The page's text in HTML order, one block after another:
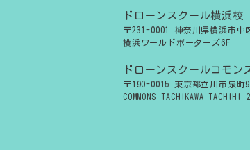
ドローンスクール横浜校
〒231-0001 神奈川県横浜市中
横浜ワールドポーターズ6F
ドローンスクールコモン
〒190-0015 東京都立川市泉町
COMMONS TACHIKAWA TACHIHI